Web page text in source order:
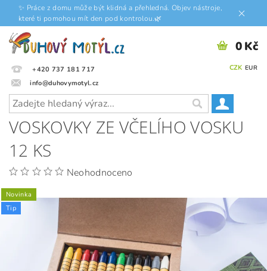
✨ Práce z domu může být klidná a přehledná. Objev nástroje,
které ti pomohou mít den pod kontrolou.🌿
+420 737 181 717
info@duhovymotyl.cz
CZK EUR
0 Kč
VOSKOVKY ZE VČELÍHO VOSKU
12 KS
Neohodnoceno
Novinka
Tip